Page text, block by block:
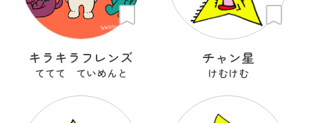
キラキラフレンズ
ててて ていめんと
チャン星
けむけむ